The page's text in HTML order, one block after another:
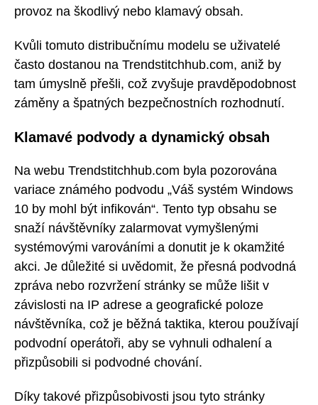
provoz na škodlivý nebo klamavý obsah.
Kvůli tomuto distribučnímu modelu se uživatelé
často dostanou na Trendstitchhub.com, aniž by
tam úmyslně přešli, což zvyšuje pravděpodobnost
záměny a špatných bezpečnostních rozhodnutí.
Klamavé podvody a dynamický obsah
Na webu Trendstitchhub.com byla pozorována
variace známého podvodu „Váš systém Windows
10 by mohl být infikován“. Tento typ obsahu se
snaží návštěvníky zalarmovat vymyšlenými
systémovými varováními a donutit je k okamžité
akci. Je důležité si uvědomit, že přesná podvodná
zpráva nebo rozvržení stránky se může lišit v
závislosti na IP adrese a geografické poloze
návštěvníka, což je běžná taktika, kterou používají
podvodní operátoři, aby se vyhnuli odhalení a
přizpůsobili si podvodné chování.
Díky takové přizpůsobivosti jsou tyto stránky